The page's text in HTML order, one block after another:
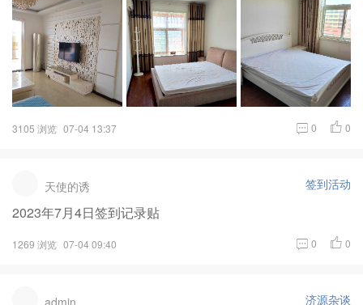
3105 浏览 07-04 13:37 0 0
天使的诱 签到活动
2023年7月4日签到记录贴
1269 浏览 07-04 09:40 0 0
admin 济源杂谈